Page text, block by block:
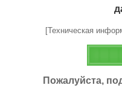
[Техническая
Пожалуйста,